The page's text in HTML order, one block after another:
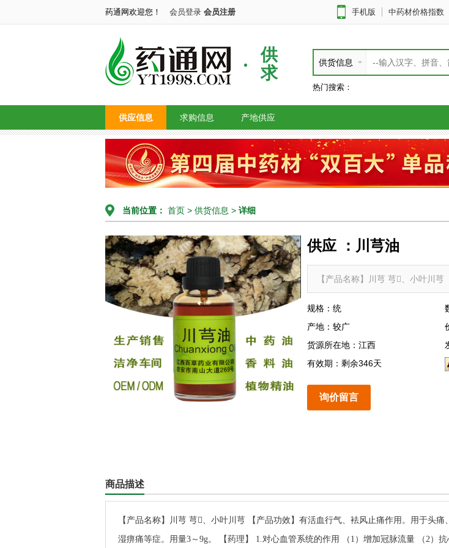
药通网欢迎您！ 会员登录 会员注册 手机版 中药材价格指数
供
求
供货信息
热门搜索：
供应信息 求购信息 产地供应
当前位置： 首页 > 供货信息 > 详细
供应 ：川芎油
【产品名称】川芎 芎、小叶川芎
规格：统
产地：较广
货源所在地：江西
有效期：剩余346天
询价留言
商品描述
【产品名称】川芎 芎、小叶川芎 【产品功效】有活血行气、袪风止痛作用。用于头
湿痹痛等症。用量3～9g。 【药理】 1.对心血管系统的作用 （1）增加冠脉流量 （2）